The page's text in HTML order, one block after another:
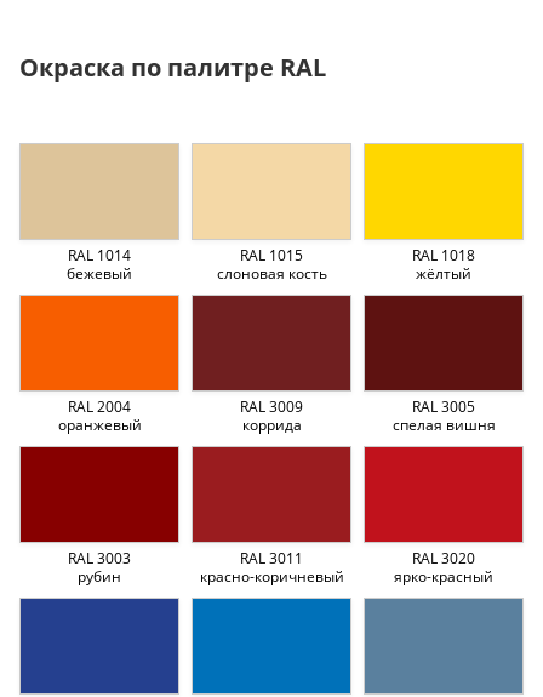
Окраска по палитре RAL
RAL 1014
бежевый
RAL 1015
слоновая кость
RAL 1018
жёлтый
RAL 2004
оранжевый
RAL 3009
коррида
RAL 3005
спелая вишня
RAL 3003
рубин
RAL 3011
красно-коричневый
RAL 3020
ярко-красный